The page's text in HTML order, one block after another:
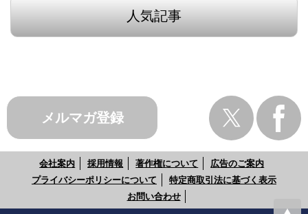
人気記事
メルマガ登録
会社案内 採用情報 著作権について
広告のご案内
プライバシーポリシーについて
特定商取引法に基づく表示
お問い合わせ